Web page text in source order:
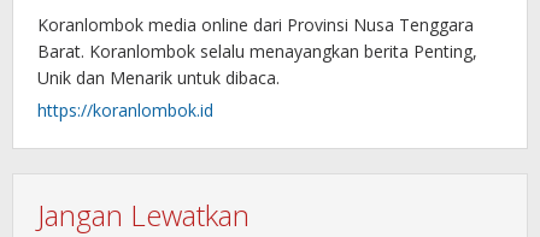
Koranlombok media online dari Provinsi Nusa Tenggara
Barat. Koranlombok selalu menayangkan berita Penting,
Unik dan Menarik untuk dibaca.
https://koranlombok.id
Jangan Lewatkan